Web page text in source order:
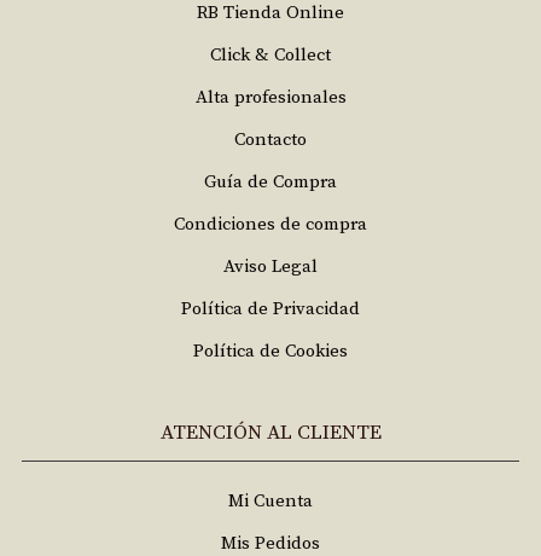
RB Tienda Online
Click & Collect
Alta profesionales
Contacto
Guía de Compra
Condiciones de compra
Aviso Legal
Política de Privacidad
Política de Cookies
ATENCIÓN AL CLIENTE
Mi Cuenta
Mis Pedidos